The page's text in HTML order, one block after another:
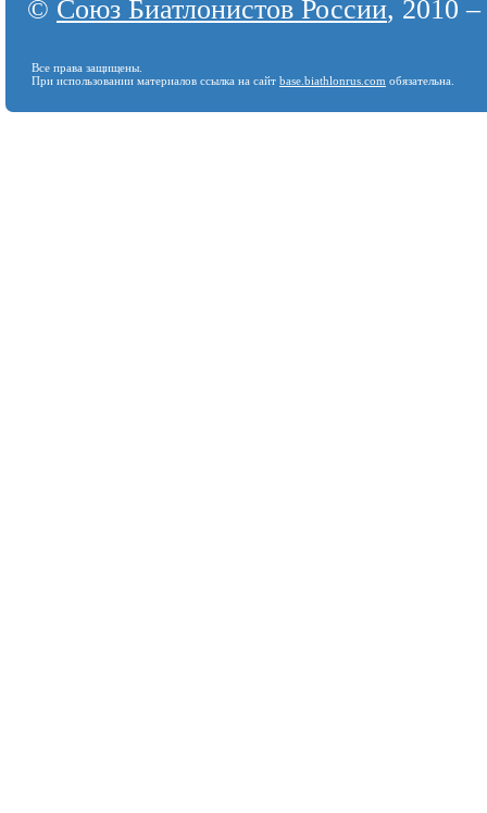
© Союз Биатлонистов России, 2010
Все права защищены.
При использовании материалов ссылка на сайт base.biathlonrus.com обязательна.